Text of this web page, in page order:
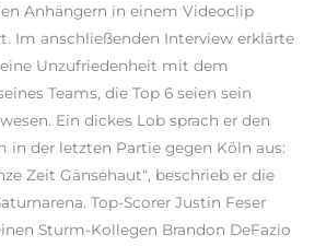
Anhängern in einem Videoclip
Im anschließenden Interview erklärte
Unzufriedenheit mit dem
Teams, die Top 6 seien sein
Ein dickes Lob sprach er den
in der letzten Partie gegen Köln aus:
Zeit Gänsehaut“, beschrieb er die
Top-Scorer Justin Feser
Sturm-Kollegen Brandon DeFazio